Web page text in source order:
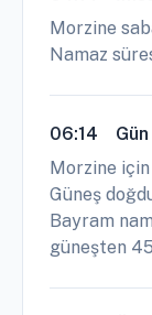
Morzine
Namaz
06:14
Morzine
Güneş
Bayram
güneşten 45